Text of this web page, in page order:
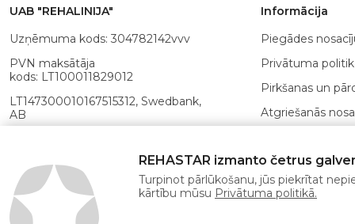
UAB "REHALINIJA"
Uzņēmuma kods: 304782142vvv
PVN maksātāja
kods: LT100011829012
LT147300010167515312, Swedbank,
AB
73000, SWIFT: HABALT22
Adrese: Linkmenų g. 19-23, Vilniaus
m., LT-08217
Informācija
Piegādes
Privātuma
Pirkšanas un
Atgriešanās
POLA karte
REHASTAR izmanto četrus
Turpinot pārlūkošanu, jūs piekrītat
kārtību mūsu Privātuma politikā.